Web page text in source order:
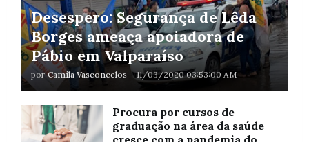
Desespero: Segurança de Lêda
Borges ameaça apoiadora de
Pábio em Valparaíso
por Camila Vasconcelos - 11/03/2020 03:53:00 AM
Procura por cursos de
graduação na área da saúde
cresce com a pandemia do